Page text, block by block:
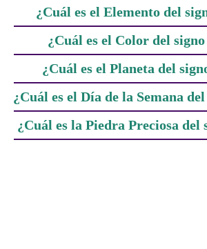
¿Cuál es el Elemento del
¿Cuál es el Color del
¿Cuál es el Planeta del
¿Cuál es el Día de la Semana
¿Cuál es la Piedra Preciosa del